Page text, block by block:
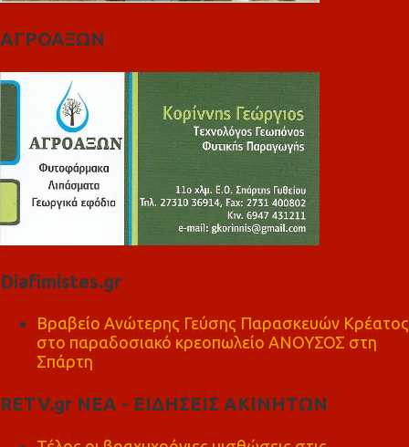
ΑΓΡΟΑΞΩΝ
Diafimistes.gr
Βραβείο Ανώτερης Γεύσης Παρασκευών Κρέατος
στο παραδοσιακό κρεοπωλείο ΑΝΟΥΣΟΣ στη
Σπάρτη
RETV.gr ΝΕΑ - ΕΙΔΗΣΕΙΣ ΑΚΙΝΗΤΩΝ